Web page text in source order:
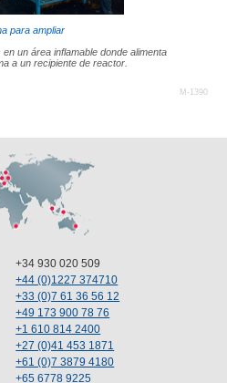
para ampliar
un área inflamable donde alimenta
a un recipiente de reactor.
M-1390
+34 930 020 509
+44 (0)1227 374710
+33 (0)7 61 36 56 12
+49 173 900 78 76
+1 610 814 2400
+27 (0)41 453 1871
+61 (0)7 3879 4180
+65 6778 9225